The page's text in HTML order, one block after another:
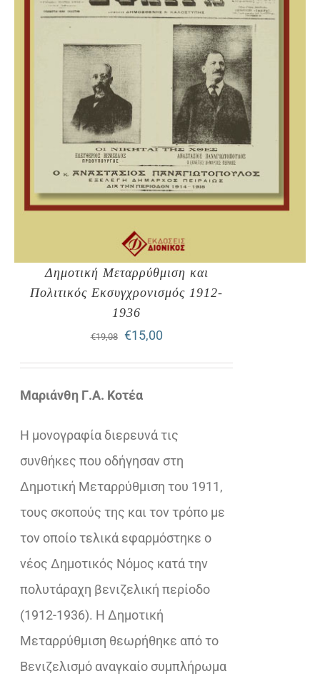
Δημοτική Μεταρρύθμιση και
Πολιτικός Εκσυγχρονισμός 1912-
1936
€19,08
Original
price
was:
€15,00Η
τρέχουσα
€15,00.
Μαριάνθη Γ.Α. Κοτέα
Η μονογραφία διερευνά τις
συνθήκες που οδήγησαν στη
Δημοτική Μεταρρύθμιση του 1911,
τους σκοπούς της και τον τρόπο με
τον οποίο τελικά εφαρμόστηκε ο
νέος Δημοτικός Νόμος κατά την
πολυτάραχη βενιζελική περίοδο
(1912-1936). Η Δημοτική
Μεταρρύθμιση θεωρήθηκε από το
Βενιζελισμό αναγκαίο συμπλήρωμα